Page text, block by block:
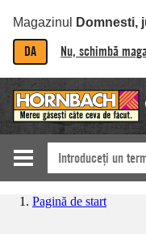
Magazinul Domnesti,
DA Nu, schimbă
Pagină de start